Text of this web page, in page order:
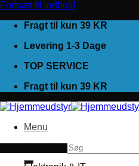
Fortsæt til indhold
Fragt til kun 39 KR
Levering 1-3 Dage
TOP SERVICE
Fragt til kun 39 KR
Menu